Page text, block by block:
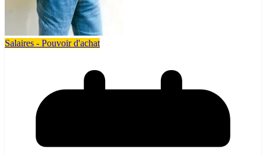
Salaires - Pouvoir d'achat